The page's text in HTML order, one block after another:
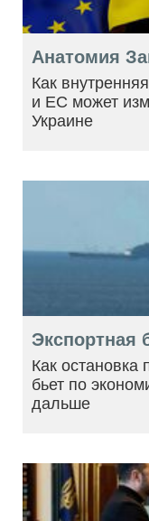
Анатомия
Как
и ЕС может
Украине
Экспортная
Как
бьет по
дальше